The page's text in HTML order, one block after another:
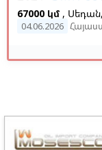
67000 կմ ,
04.06.2026